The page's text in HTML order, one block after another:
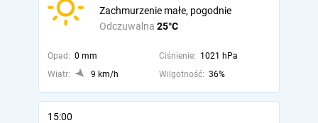
Odczuwalna 25°C
Zachmurzenie małe, pogodnie
Opad: 0 mm Ciśnienie: 1021 hPa
Wiatr:
9 km/h Wilgotność: 36%
15:00